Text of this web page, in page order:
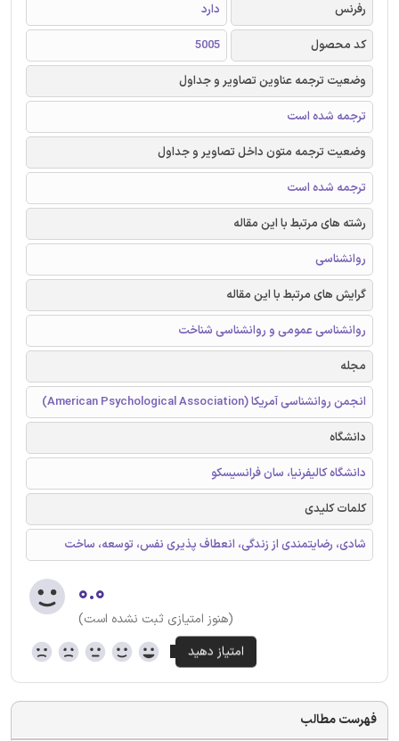
رفرنس
دارد
کد محصول
5005
وضعیت ترجمه عناوین تصاویر و جداول
ترجمه شده است
وضعیت ترجمه متون داخل تصاویر و جداول
ترجمه شده است
رشته های مرتبط با این مقاله
روانشناسی
گرایش های مرتبط با این مقاله
روانشناسی عمومی و روانشناسی شناخت
مجله
انجمن روانشناسی آمریکا (American Psychological Association)
دانشگاه
دانشگاه کالیفرنیا، سان فرانسیسکو
کلمات کلیدی
شادی، رضایتمندی از زندگی، انعطاف پذیری نفس، توسعه، ساخت
۰.۰
(هنوز امتیازی ثبت نشده است)
فهرست مطالب